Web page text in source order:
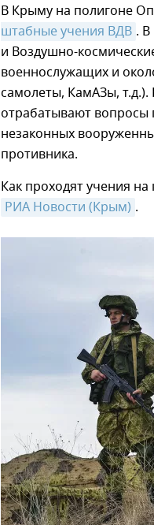
В Крыму на полигоне
штабные учения ВДВ .
и Воздушно-
военнослужащих и
самолеты, КамАЗы,
отрабатывают вопросы
незаконных
противника.
Как проходят учения
РИА Новости (Крым) .